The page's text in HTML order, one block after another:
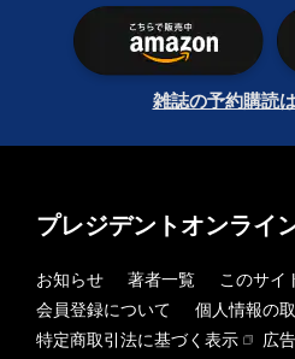
雑誌の予約購読
プレジデントオンライ
お知らせ 著者一覧
このサイ
会員登録について
個人情報の
特定商取引法に基づく表示
広